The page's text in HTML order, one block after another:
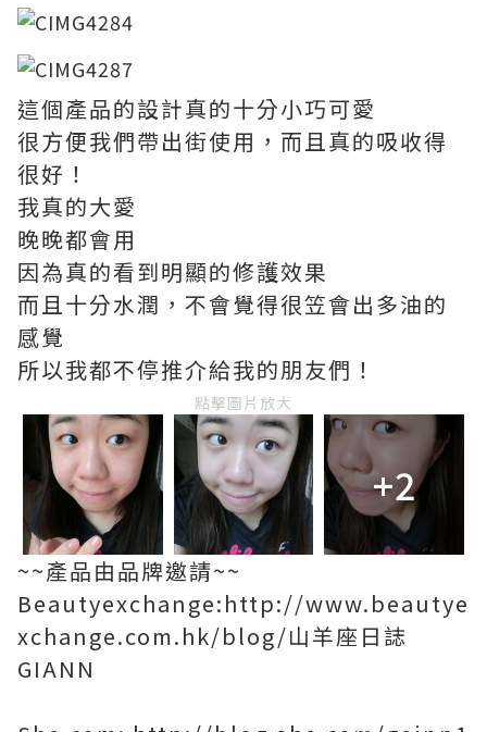
這個產品的設計真的十分小巧可愛
很方便我們帶出街使用，而且真的吸收得
很好！
我真的大愛
晚晚都會用
因為真的看到明顯的修護效果
而且十分水潤，不會覺得很笠會出多油的
感覺
所以我都不停推介給我的朋友們！
點擊圖片放大
+2
~~產品由品牌邀請~~
Beautyexchange:http://www.beautye
xchange.com.hk/blog/山羊座日誌
GIANN